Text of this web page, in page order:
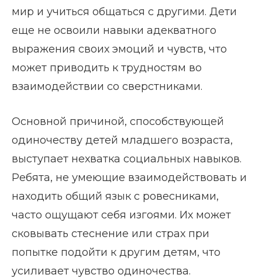
мир и учиться общаться с другими. Дети
еще не освоили навыки адекватного
выражения своих эмоций и чувств, что
может приводить к трудностям во
взаимодействии со сверстниками.
Основной причиной, способствующей
одиночеству детей младшего возраста,
выступает нехватка социальных навыков.
Ребята, не умеющие взаимодействовать и
находить общий язык с ровесниками,
часто ощущают себя изгоями. Их может
сковывать стеснение или страх при
попытке подойти к другим детям, что
усиливает чувство одиночества.